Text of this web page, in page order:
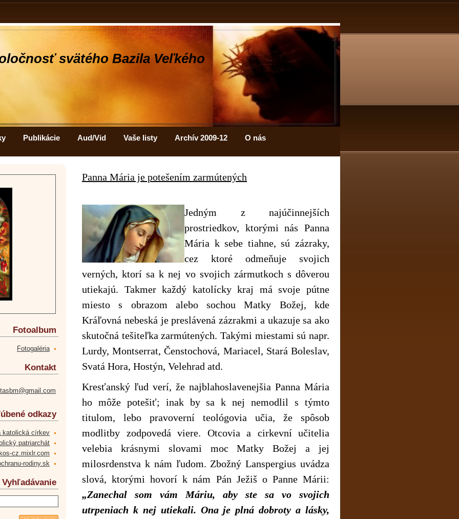
svätého Bazila Veľkého
Publikácie Aud/Vid Vaše listy Archív 2009-12 O nás
Panna Mária je potešením zarmútených
Jedným z najúčinnejších
prostriedkov, ktorými nás Panna
Mária k sebe tiahne, sú zázraky,
cez ktoré odmeňuje svojich
verných, ktorí sa k nej vo svojich zármutkoch s dôverou
utiekajú. Takmer každý katolícky kraj má svoje pútne
miesto s obrazom alebo sochou Matky Božej, kde
Kráľovná nebeská je preslávená zázrakmi a ukazuje sa ako
skutočná tešiteľka zarmútených. Takými miestami sú napr.
Lurdy, Montserrat, Čenstochová, Mariacel, Stará Boleslav,
Svatá Hora, Hostýn, Velehrad atd.
Kresťanský ľud verí, že najblahoslavenejšia Panna Mária
ho môže potešiť; inak by sa k nej nemodlil s týmto
titulom, lebo pravoverní teológovia učia, že spôsob
modlitby zodpovedá viere. Otcovia a cirkevní učitelia
velebia krásnymi slovami moc Matky Božej a jej
milosrdenstva k nám ľudom. Zbožný Lanspergius uvádza
slová, ktorými hovorí k nám Pán Ježiš o Panne Márii:
„Zanechal som vám Máriu, aby ste sa vo svojich
utrpeniach k nej utiekali. Ona je plná dobroty a lásky,
Fotoalbum
Fotogaléria
Kontakt
odkazy
katolická církev
patriarchát
cz.mixlr.com
rodiny.sk
Vyhľadávanie